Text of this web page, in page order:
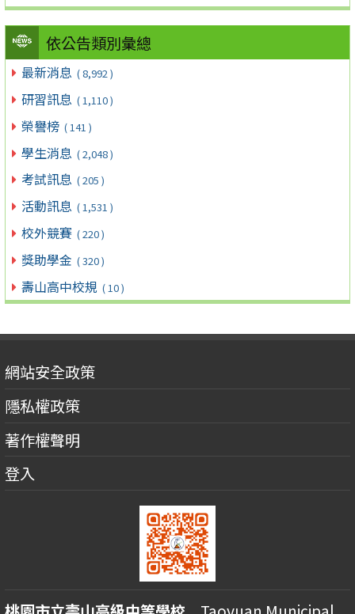
依公告類別彙總
最新消息 ( 8,992 )
研習訊息 ( 1,110 )
榮譽榜 ( 141 )
學生消息 ( 2,048 )
考試訊息 ( 205 )
活動訊息 ( 1,531 )
校外競賽 ( 220 )
獎助學金 ( 320 )
壽山高中校規 ( 10 )
網站安全政策
隱私權政策
著作權聲明
登入